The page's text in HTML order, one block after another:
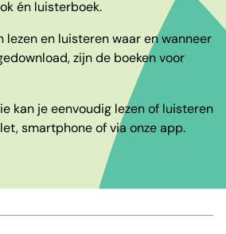
én luisterboek.
lezen en luisteren waar en wanneer
zijn de boeken voor
kan je eenvoudig lezen of luisteren
smartphone of via onze app.